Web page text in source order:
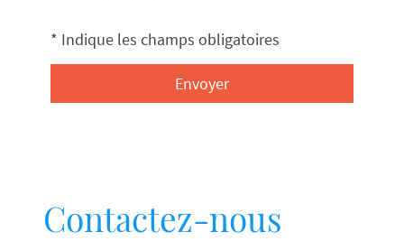
* Indique les champs obligatoires
Envoyer
Contactez-nous